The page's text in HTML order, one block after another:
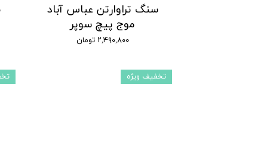
سنگ تراوارتن عباس آباد
موج پیچ سوپر
۲,۴۹۰,۸۰۰ تومان
تخفیف ویژه